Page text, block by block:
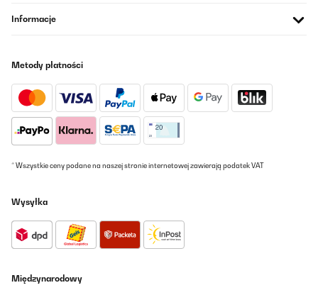
12/05/2024
Esta mini nevera es una maravilla ocupa poco espacio, aunque
hay que tener en cuenta que cabe poco, yo me las he ingeniado
para meter una jarra de agua de litro, tres tetrabriks de zumos y
leche, una tarrina de mantequilla, dos tarrinas de mermelada y
encantado, enfria perfectamente y hace 0 ruido "literalmente".
Recomendable 100%.
Usuario/a de amazon
Informacje
Metody płatności
* Wszystkie ceny podane na naszej stronie internetowej zawierają podatek VAT
Wysyłka
Międzynarodowy